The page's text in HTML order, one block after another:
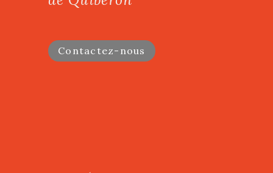
Contactez-nous